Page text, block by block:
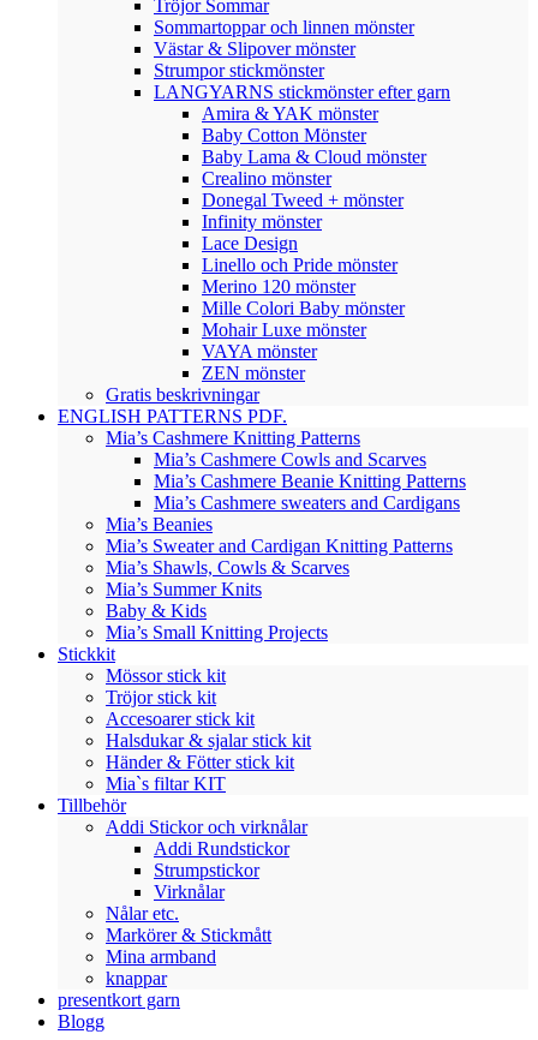
Tröjor Sommar
Sommartoppar och linnen mönster
Västar & Slipover mönster
Strumpor stickmönster
LANGYARNS stickmönster efter garn
Amira & YAK mönster
Baby Cotton Mönster
Baby Lama & Cloud mönster
Crealino mönster
Donegal Tweed + mönster
Infinity mönster
Lace Design
Linello och Pride mönster
Merino 120 mönster
Mille Colori Baby mönster
Mohair Luxe mönster
VAYA mönster
ZEN mönster
Gratis beskrivningar
ENGLISH PATTERNS PDF.
Mia’s Cashmere Knitting Patterns
Mia’s Cashmere Cowls and Scarves
Mia’s Cashmere Beanie Knitting Patterns
Mia’s Cashmere sweaters and Cardigans
Mia’s Beanies
Mia’s Sweater and Cardigan Knitting Patterns
Mia’s Shawls, Cowls & Scarves
Mia’s Summer Knits
Baby & Kids
Mia’s Small Knitting Projects
Stickkit
Mössor stick kit
Tröjor stick kit
Accesoarer stick kit
Halsdukar & sjalar stick kit
Händer & Fötter stick kit
Mia`s filtar KIT
Tillbehör
Addi Stickor och virknålar
Addi Rundstickor
Strumpstickor
Virknålar
Nålar etc.
Markörer & Stickmått
Mina armband
knappar
presentkort garn
Blogg